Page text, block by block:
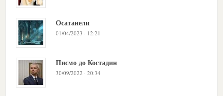
Осатанели
01/04/2023 · 12:21
Писмо до Костадин
30/09/2022 · 20:34